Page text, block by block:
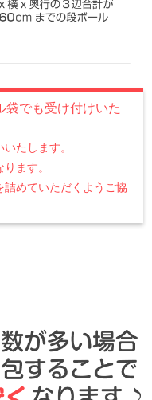
袋でも受け付けいた
たします。
ます。
めていただくようご協